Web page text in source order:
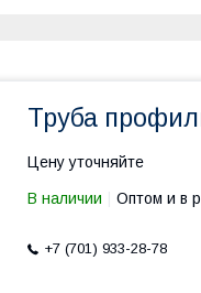
Труба
Цену уточняйте
В наличии Оптом и в
+7 (701) 933-28-78